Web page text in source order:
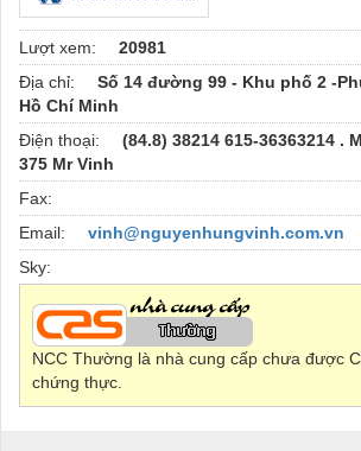
Lượt xem:
20981
Địa chỉ:
Số 14 đường 99 - Khu phố 2 -
Hồ Chí Minh
Điện thoại:
(84.8) 38214 615-36363214 .
375 Mr Vinh
Fax:
Email:
vinh@nguyenhungvinh.com.vn
Sky:
NCC Thường là nhà cung cấp chưa được
chứng thực.